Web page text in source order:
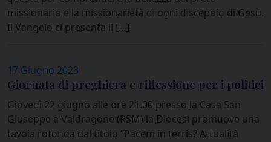
missionario e la missionarietà di ogni discepolo di Gesù.
Il Vangelo ci presenta il […]
17 Giugno 2023
Giornata di preghiera e riflessione per i politici
Giovedì 22 giugno alle ore 21.00 presso la Casa San
Giuseppe a Valdragone (RSM) la Diocesi promuove una
tavola rotonda dal titolo “Pacem in terris? Attualità